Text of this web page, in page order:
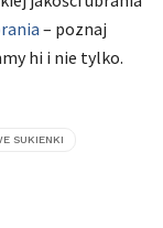
– poznaj
hi i nie tylko.
SUKIENKI